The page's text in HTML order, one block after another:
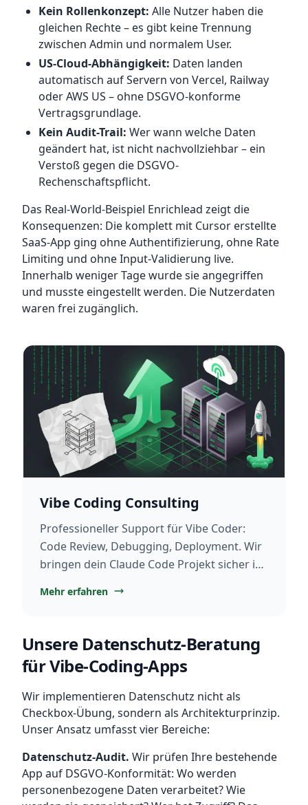
Kein Rollenkonzept: Alle Nutzer haben die
gleichen Rechte – es gibt keine Trennung
zwischen Admin und normalem User.
US-Cloud-Abhängigkeit: Daten landen
automatisch auf Servern von Vercel, Railway
oder AWS US – ohne DSGVO-konforme
Vertragsgrundlage.
Kein Audit-Trail: Wer wann welche Daten
geändert hat, ist nicht nachvollziehbar – ein
Verstoß gegen die DSGVO-
Rechenschaftspflicht.
Das Real-World-Beispiel Enrichlead zeigt die
Konsequenzen: Die komplett mit Cursor erstellte
SaaS-App ging ohne Authentifizierung, ohne Rate
Limiting und ohne Input-Validierung live.
Innerhalb weniger Tage wurde sie angegriffen
und musste eingestellt werden. Die Nutzerdaten
waren frei zugänglich.
Vibe Coding Consulting
Professioneller Support für Vibe Coder:
Code Review, Debugging, Deployment. Wir
bringen dein Claude Code Projekt sicher in
Mehr erfahren
Unsere Datenschutz-Beratung
für Vibe-Coding-Apps
Wir implementieren Datenschutz nicht als
Checkbox-Übung, sondern als Architekturprinzip.
Unser Ansatz umfasst vier Bereiche:
Datenschutz-Audit. Wir prüfen Ihre bestehende
App auf DSGVO-Konformität: Wo werden
personenbezogene Daten verarbeitet? Wie